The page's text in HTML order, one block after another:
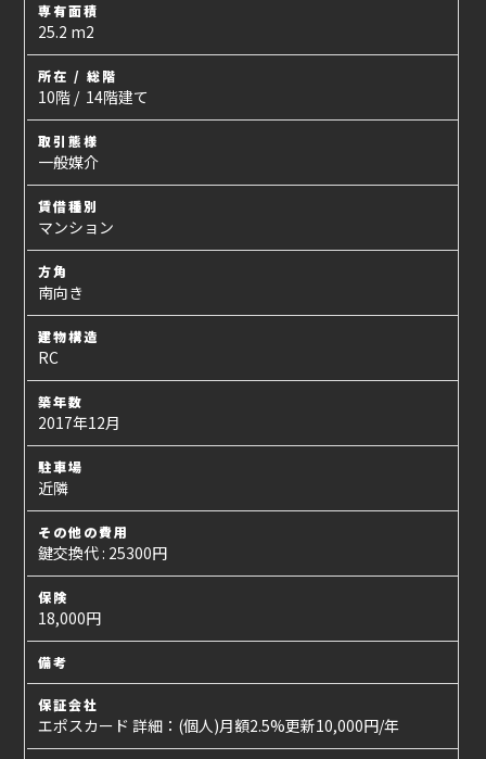
専有面積
25.2 m2
所在 / 総階
10階 / 14階建て
取引態様
一般媒介
賃借種別
マンション
方角
南向き
建物構造
RC
築年数
2017年12月
駐車場
近隣
その他の費用
鍵交換代 : 25300円
保険
18,000円
備考
保証会社
エポスカード 詳細：(個人)月額2.5%更新10,000円/年